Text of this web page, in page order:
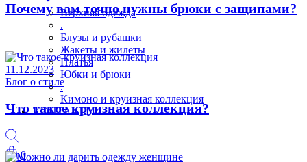
Верхняя одежда
.
Блузы и рубашки
Жакеты и жилеты
Платья
Юбки и брюки
.
Кимоно и круизная коллекция
КОНТАКТЫ
0
Почему вам точно нужны брюки с защипами?
11.12.2023
Блог о стиле
Что такое круизная коллекция?